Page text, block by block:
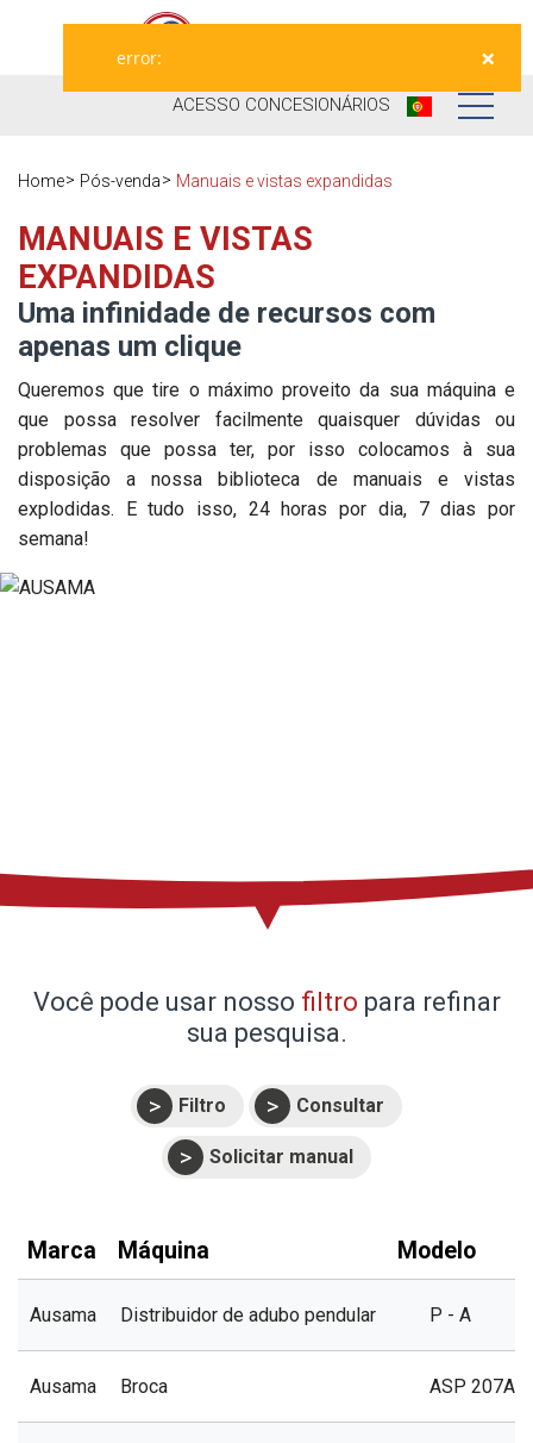
ACESSO CONCESIONÁRIOS
Nós
Pesquisa de
satisfação
Pós-venda
Registre sua
Peças
Home Pós-venda Manuais e vistas expandidas
MANUAIS E VISTAS
EXPANDIDAS
Uma infinidade de recursos com
apenas um clique
Queremos que tire o máximo proveito da sua máquina e
que possa resolver facilmente quaisquer dúvidas ou
problemas que possa ter, por isso colocamos à sua
disposição a nossa biblioteca de manuais e vistas
explodidas. E tudo isso, 24 horas por dia, 7 dias por
semana!
Você pode usar nosso filtro para refinar
sua pesquisa.
Filtro Consultar
Solicitar manual
Marca Máquina Modelo
Ausama Distribuidor de adubo pendular P - A
Ausama Broca ASP 207A
×
error: